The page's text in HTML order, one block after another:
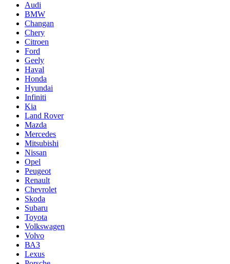
Audi
BMW
Changan
Chery
Citroen
Ford
Geely
Haval
Honda
Hyundai
Infiniti
Kia
Land Rover
Mazda
Mercedes
Mitsubishi
Nissan
Opel
Peugeot
Renault
Chevrolet
Skoda
Subaru
Toyota
Volkswagen
Volvo
ВАЗ
Lexus